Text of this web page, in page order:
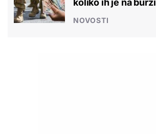
koliko ih je na burzi
NOVOSTI